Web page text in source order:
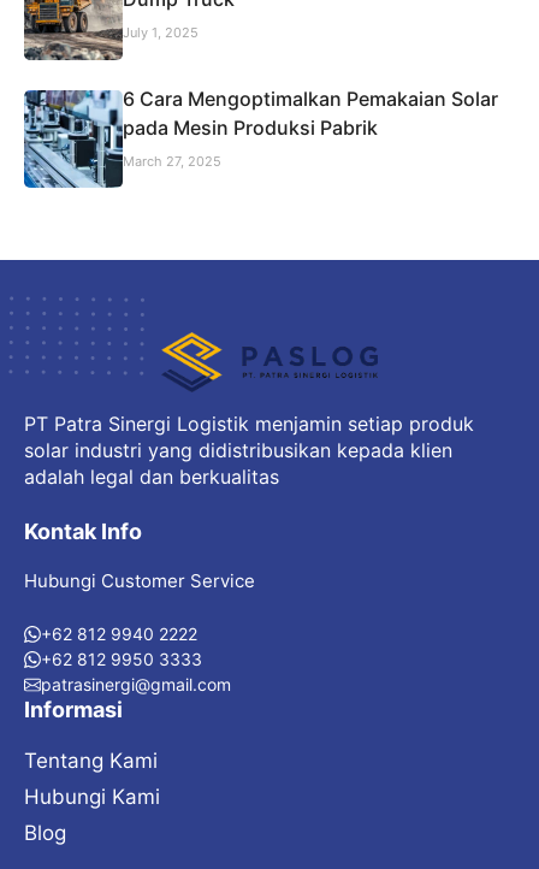
July 1, 2025
6 Cara Mengoptimalkan Pemakaian Solar
pada Mesin Produksi Pabrik
March 27, 2025
PT Patra Sinergi Logistik menjamin setiap produk
solar industri yang didistribusikan kepada klien
adalah legal dan berkualitas
Kontak Info
Hubungi Customer Service
+62 812 9940 2222
+62 812 9950 3333
patrasinergi@gmail.com
Informasi
Tentang Kami
Hubungi Kami
Blog